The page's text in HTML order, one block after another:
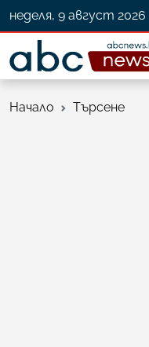
неделя, 9 август 2026
Начало Търсене